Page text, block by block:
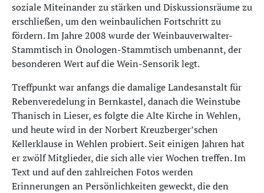
soziale Miteinander zu stärken und Diskussionsräume zu
erschließen, um den weinbaulichen Fortschritt zu
fördern. Im Jahre 2008 wurde der Weinbauverwalter-
Stammtisch in Önologen-Stammtisch umbenannt, der
besonderen Wert auf die Wein-Sensorik legt.
Treffpunkt war anfangs die damalige Landesanstalt für
Rebenveredelung in Bernkastel, danach die Weinstube
Thanisch in Lieser, es folgte die Alte Kirche in Wehlen,
und heute wird in der Norbert Kreuzberger’schen
Kellerklause in Wehlen probiert. Seit einigen Jahren hat
er zwölf Mitglieder, die sich alle vier Wochen treffen. Im
Text und auf den zahlreichen Fotos werden
Erinnerungen an Persönlichkeiten geweckt, die den